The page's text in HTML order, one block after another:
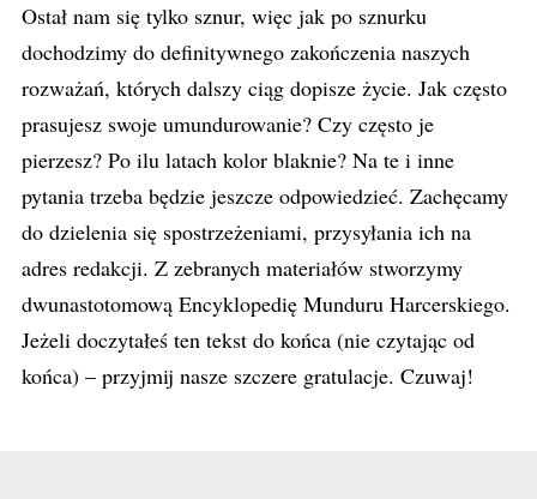
Ostał nam się tylko sznur, więc jak po sznurku
dochodzimy do definitywnego zakończenia naszych
rozważań, których dalszy ciąg dopisze życie. Jak często
prasujesz swoje umundurowanie? Czy często je
pierzesz? Po ilu latach kolor blaknie? Na te i inne
pytania trzeba będzie jeszcze odpowiedzieć. Zachęcamy
do dzielenia się spostrzeżeniami, przysyłania ich na
adres redakcji. Z zebranych materiałów stworzymy
dwunastotomową Encyklopedię Munduru Harcerskiego.
Jeżeli doczytałeś ten tekst do końca (nie czytając od
końca) – przyjmij nasze szczere gratulacje. Czuwaj!